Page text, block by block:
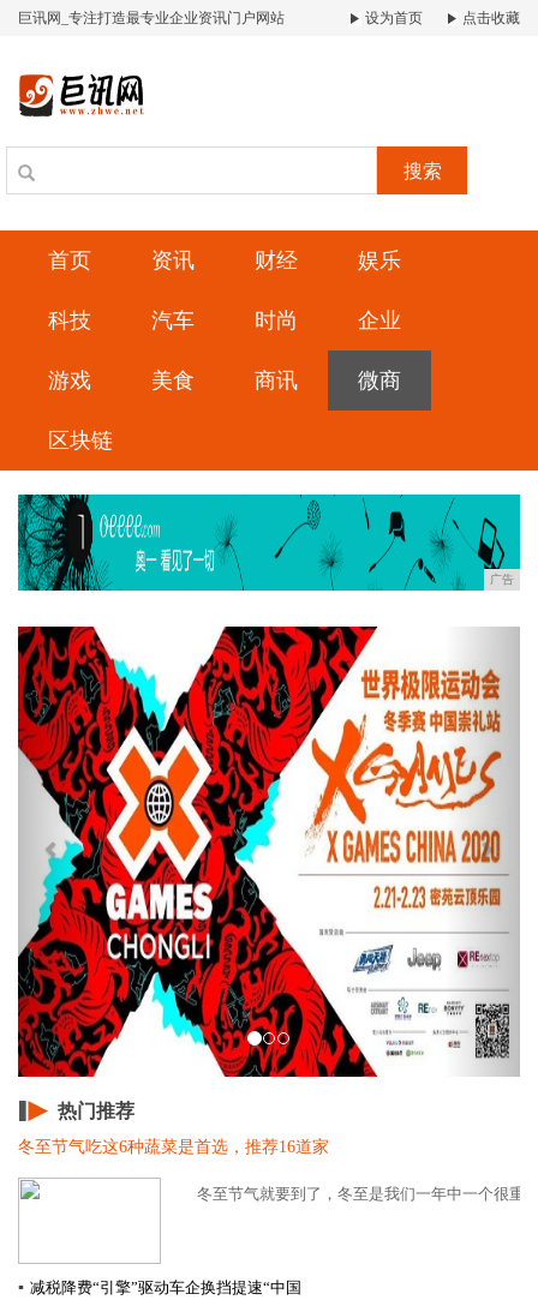
巨讯网_专注打造最专业企业资讯门户网站 设为首页 点击收藏
搜索
首页 资讯 财经 娱乐
科技 汽车 时尚 企业
游戏 美食 商讯 微商
区块链
广告
Previous
热门推荐
冬至节气吃这6种蔬菜是首选，推荐16道家
冬至节气就要到了，冬至是我们一年中一个很重
▪ 减税降费“引擎”驱动车企换挡提速​“中国